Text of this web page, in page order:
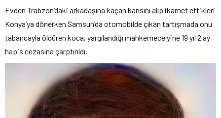
Evden Trabzon’daki arkadaşına kaçan karısını alıp ikamet ettikleri
Konya’ya dönerken Samsun’da otomobilde çıkan tartışmada onu
tabancayla öldüren koca, yargılandığı mahkemece yine 19 yıl 2 ay
hapis cezasına çarptırıldı.